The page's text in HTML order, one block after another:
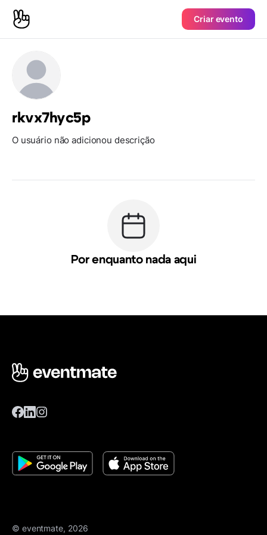
Criar evento
rkvx7hyc5p
O usuário não adicionou descrição
Por enquanto nada aqui
© eventmate, 2026